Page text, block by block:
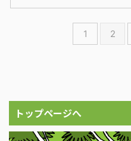
1 2
トップページへ